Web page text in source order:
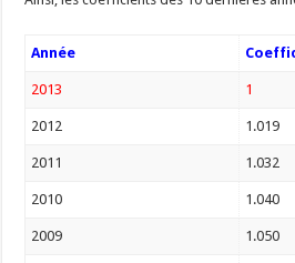
Année
2013 1
2012 1.019
2011 1.032
2010 1.040
2009 1.050